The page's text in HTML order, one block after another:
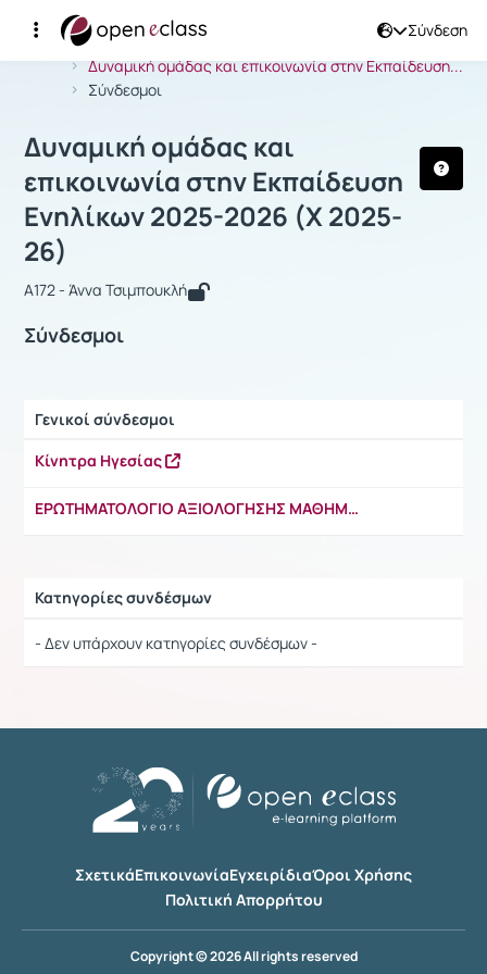
Σύνδεση
Αρχική Σελίδα
Δυναμική ομάδας και επικοινωνία στην Εκπαίδευση...
Σύνδεσμοι
Μάθημα : Δυναμική ομάδας και
Δυναμική ομάδας και
επικοινωνία στην Εκπαίδευση
Ενηλίκων 2025-2026 (Χ 2025-
26)
Α172 - Άννα Τσιμπουκλή
Σύνδεσμοι
Γενικοί σύνδεσμοι
Kίνητρα Ηγεσίας
ΕΡΩΤΗΜΑΤΟΛΟΓΙΟ ΑΞΙΟΛΟΓΗΣΗΣ ΜΑΘΗΜΑΤΟΣ
Κατηγορίες συνδέσμων
- Δεν υπάρχουν κατηγορίες συνδέσμων -
ΣχετικάΕπικοινωνίαΕγχειρίδιαΌροι Χρήσης
Πολιτική Απορρήτου
Copyright © 2026 All rights reserved